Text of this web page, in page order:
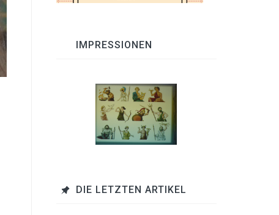
IMPRESSIONEN
DIE LETZTEN ARTIKEL